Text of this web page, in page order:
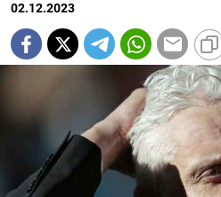
02.12.2023